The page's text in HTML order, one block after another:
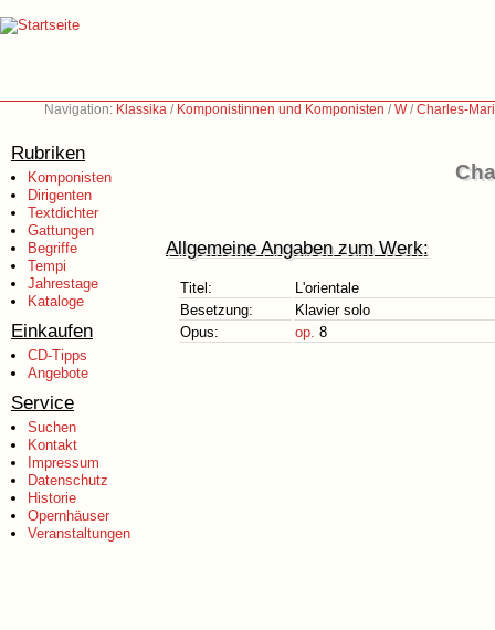
Navigation: Klassika / Komponistinnen und Komponisten /W/Charles-
Rubriken
Komponisten
Dirigenten
Textdichter
Gattungen
Begriffe
Tempi
Jahrestage
Kataloge
Einkaufen
CD-Tipps
Angebote
Service
Suchen
Kontakt
Impressum
Datenschutz
Historie
Opernhäuser
Veranstaltungen
Allgemeine Angaben zum Werk:
Titel:
L'orientale
Besetzung:
Klavier solo
Opus:
op. 8